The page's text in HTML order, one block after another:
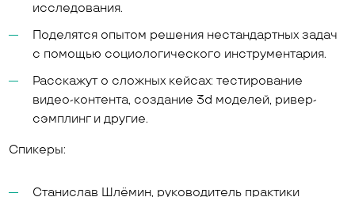
исследования.
Поделятся опытом решения нестандартных задач
с помощью социологического инструментария.
Расскажут о сложных кейсах: тестирование
видео-контента, создание 3d моделей, ривер-
сэмплинг и другие.
Спикеры:
Станислав Шлёмин, руководитель практики